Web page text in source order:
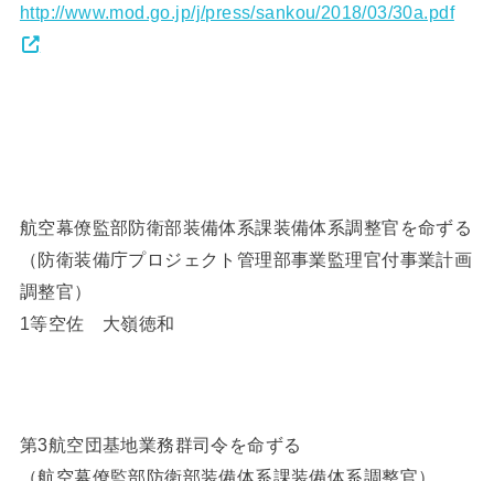
http://www.mod.go.jp/j/press/sankou/2018/03/30a.pdf
航空幕僚監部防衛部装備体系課装備体系調整官を命ずる
（防衛装備庁プロジェクト管理部事業監理官付事業計画
調整官）
1等空佐 大嶺徳和
第3航空団基地業務群司令を命ずる
（航空幕僚監部防衛部装備体系課装備体系調整官）